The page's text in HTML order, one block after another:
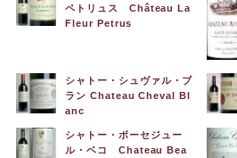
ペトリュス Château La
Fleur Petrus
シャトー・シュヴァル・ブ
ラン Chateau Cheval Bl
anc
シャトー・ボーセジュー
ル・ベコ Chateau Bea